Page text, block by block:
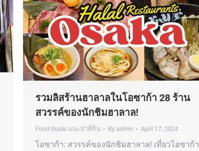
รวมลิสร้านฮาลาลในโอซาก้า 28 ร้าน
สวรรค์ของนักชิมฮาลาล!
Food Guide แนะนำที่กิน By admin April 17, 2024
โอซาก้า: สวรรค์ของนักชิมฮาลาล! เที่ยวโอซาก้า